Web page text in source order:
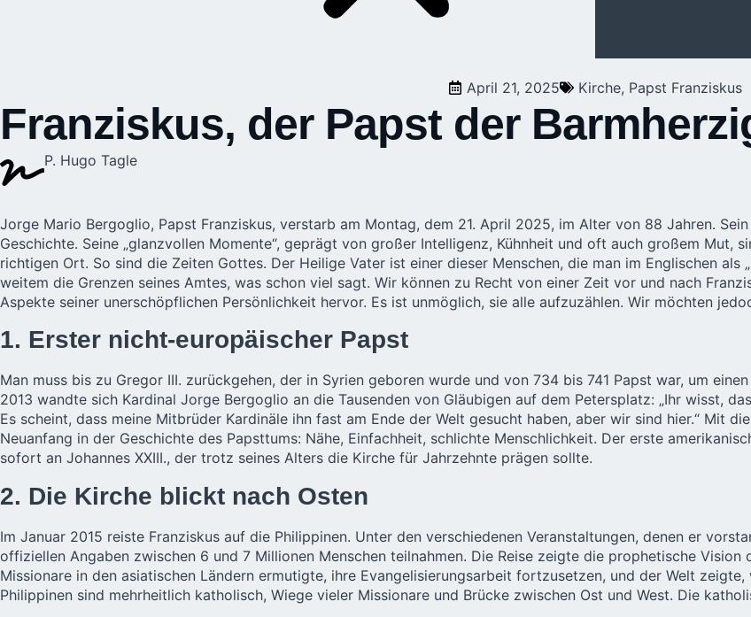
April 21, 2025 Kirche, Papst Franziskus
Franziskus, der Papst der
P. Hugo Tagle
Jorge Mario Bergoglio, Papst Franziskus, verstarb am Montag, dem 21. April 2025, im Alter von 88 Jahren.
Geschichte. Seine „glanzvollen Momente“, geprägt von großer Intelligenz, Kühnheit und oft auch großem Mut,
richtigen Ort. So sind die Zeiten Gottes. Der Heilige Vater ist einer dieser Menschen, die man im Englischen
weitem die Grenzen seines Amtes, was schon viel sagt. Wir können zu Recht von einer Zeit vor und nach
Aspekte seiner unerschöpflichen Persönlichkeit hervor. Es ist unmöglich, sie alle aufzuzählen. Wir möchten
1. Erster nicht-europäischer Papst
Man muss bis zu Gregor III. zurückgehen, der in Syrien geboren wurde und von 734 bis 741 Papst war, um
2013 wandte sich Kardinal Jorge Bergoglio an die Tausenden von Gläubigen auf dem Petersplatz: „Ihr wisst,
Es scheint, dass meine Mitbrüder Kardinäle ihn fast am Ende der Welt gesucht haben, aber wir sind hier.“ Mit
Neuanfang in der Geschichte des Papsttums: Nähe, Einfachheit, schlichte Menschlichkeit. Der erste
sofort an Johannes XXIII., der trotz seines Alters die Kirche für Jahrzehnte prägen sollte.
2. Die Kirche blickt nach Osten
Im Januar 2015 reiste Franziskus auf die Philippinen. Unter den verschiedenen Veranstaltungen, denen er
offiziellen Angaben zwischen 6 und 7 Millionen Menschen teilnahmen. Die Reise zeigte die prophetische Vision
Missionare in den asiatischen Ländern ermutigte, ihre Evangelisierungsarbeit fortzusetzen, und der Welt
Philippinen sind mehrheitlich katholisch, Wiege vieler Missionare und Brücke zwischen Ost und West. Die